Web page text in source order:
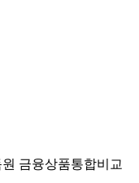
금융상품통합비교